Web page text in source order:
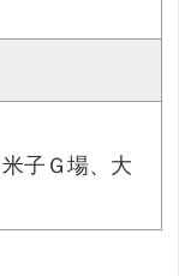
子Ｇ場、大